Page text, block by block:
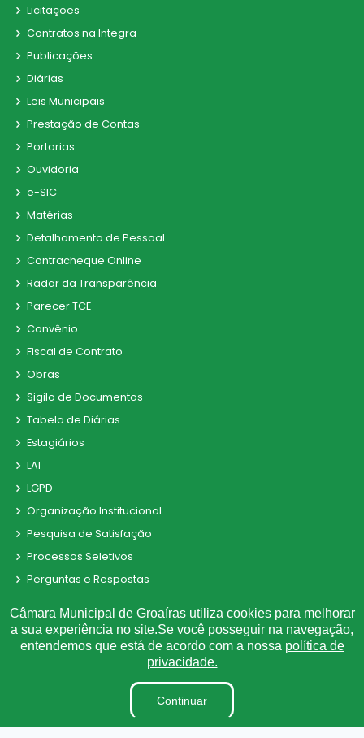
Licitações
Contratos na Integra
Publicações
Diárias
Leis Municipais
Prestação de Contas
Portarias
Ouvidoria
e-SIC
Matérias
Detalhamento de Pessoal
Contracheque Online
Radar da Transparência
Parecer TCE
Convênio
Fiscal de Contrato
Obras
Sigilo de Documentos
Tabela de Diárias
Estagiários
LAI
LGPD
Organização Institucional
Pesquisa de Satisfação
Processos Seletivos
Perguntas e Respostas
Plano Estratégico Institucional
Inidôneas
Relatório de Gestão Municipal
Verbas Indenizatórias
Projetos de Leis e Atos Infralegais
Câmara Municipal de Groaíras utiliza cookies para melhorar
a sua experiência no site.Se você posseguir na navegação,
entendemos que está de acordo com a nossa política de
privacidade.
Continuar